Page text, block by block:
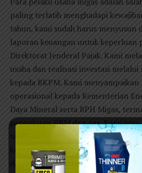
paling terlatih menghadapi
tahun, kami sudah harus menyusun
laporan keuangan untuk keperluan
Direktorat Jenderal Pajak. Kami
usaha dan realisasi investasi melalui
kepada BKPM. Kami
operasional kepada Kementerian
Daya Mineral serta BPH Migas,
penyaluran BBM dan gas. Kami
tertentu, melaporkan kepatuhan
kepada kementerian terkait. Seluruh
dasarnya memuat informasi yang